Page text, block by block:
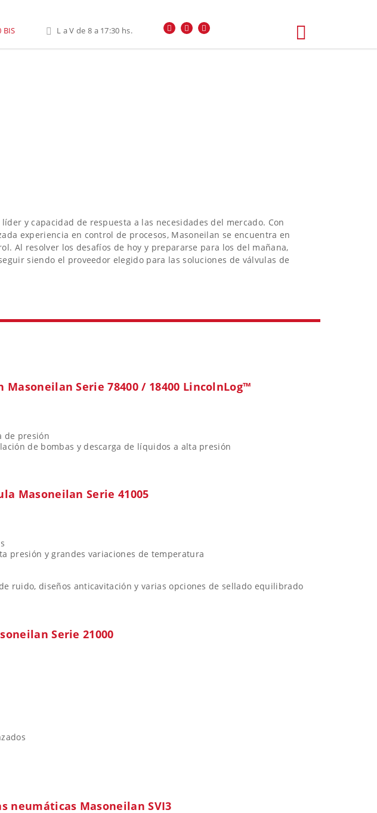
BIS L a V de 8 a 17:30 hs.
y capacidad de respuesta a las necesidades del mercado. Con
experiencia en control de procesos, Masoneilan se encuentra en
Al resolver los desafíos de hoy y prepararse para los del mañana,
siendo el proveedor elegido para las soluciones de válvulas de
Serie 78400 / 18400 LincolnLog™
de presión
de bombas y descarga de líquidos a alta presión
Masoneilan Serie 41005
presión y grandes variaciones de temperatura
ruido, diseños anticavitación y varias opciones de sellado equilibrado
Serie 21000
neumáticas Masoneilan SVI3